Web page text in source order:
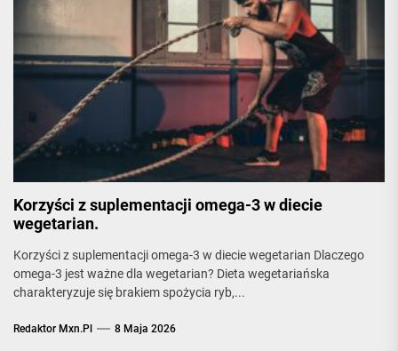
Korzyści z suplementacji omega-3 w diecie
wegetarian.
Korzyści z suplementacji omega-3 w diecie wegetarian Dlaczego
omega-3 jest ważne dla wegetarian? Dieta wegetariańska
charakteryzuje się brakiem spożycia ryb,...
Redaktor Mxn.pl 8 Maja 2026